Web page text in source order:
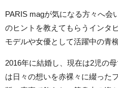
PARIS magが気になる方々へ会
のヒントを教えてもらうインタ
モデルや女優として活躍中の青
2016年に結婚し、現在は2児の
は日々の想いを赤裸々に綴った